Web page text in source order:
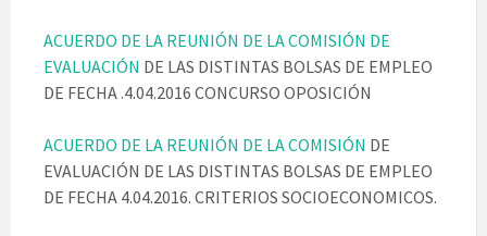
ACUERDO DE LA REUNIÓN DE LA COMISIÓN DE
EVALUACIÓN DE LAS DISTINTAS BOLSAS DE EMPLEO
DE FECHA .4.04.2016 CONCURSO OPOSICIÓN
ACUERDO DE LA REUNIÓN DE LA COMISIÓN DE
EVALUACIÓN DE LAS DISTINTAS BOLSAS DE EMPLEO
DE FECHA 4.04.2016. CRITERIOS SOCIOECONOMICOS.